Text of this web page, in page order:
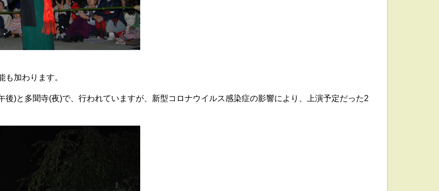
加わります。
後)と多聞寺(夜)で、行われていますが、新型コロナウイルス感染症の影響により、上演予定だった2